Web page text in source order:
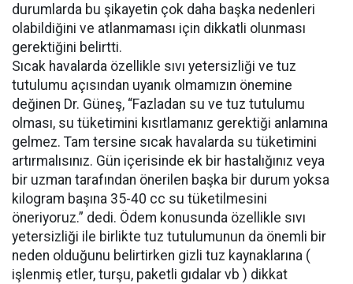
durumlarda bu şikayetin çok daha başka nedenleri
olabildiğini ve atlanmaması için dikkatli olunması
gerektiğini belirtti.
Sıcak havalarda özellikle sıvı yetersizliği ve tuz
tutulumu açısından uyanık olmamızın önemine
değinen Dr. Güneş, “Fazladan su ve tuz tutulumu
olması, su tüketimini kısıtlamanız gerektiği anlamına
gelmez. Tam tersine sıcak havalarda su tüketimini
artırmalısınız. Gün içerisinde ek bir hastalığınız veya
bir uzman tarafından önerilen başka bir durum yoksa
kilogram başına 35-40 cc su tüketilmesini
öneriyoruz.” dedi. Ödem konusunda özellikle sıvı
yetersizliği ile birlikte tuz tutulumunun da önemli bir
neden olduğunu belirtirken gizli tuz kaynaklarına (
işlenmiş etler, turşu, paketli gıdalar vb ) dikkat